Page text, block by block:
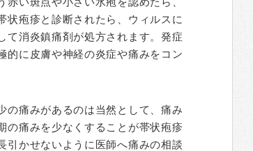
状疱疹と診断されたら、ウィルスに
て消炎鎮痛剤が処方されます。発症
的に皮膚や神経の炎症や痛みをコン
の痛みがあるのは当然として、痛み
の痛みを少なくすることが帯状疱疹
引かせないように医師へ痛みの相談